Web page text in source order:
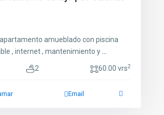
amueblado con piscina
, internet , mantenimiento y
2 60.00 vrs2
Email